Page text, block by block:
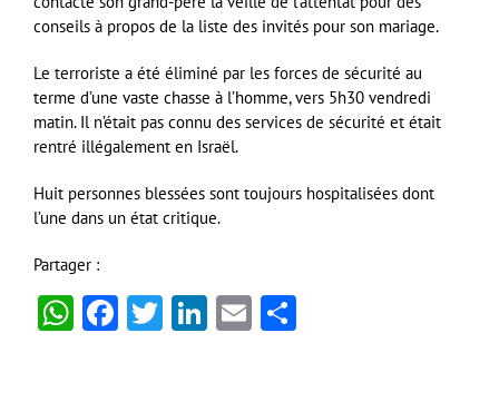
conseils à propos de la liste des invités pour son mariage.
Le terroriste a été éliminé par les forces de sécurité au
terme d’une vaste chasse à l’homme, vers 5h30 vendredi
matin. Il n’était pas connu des services de sécurité et était
rentré illégalement en Israël.
Huit personnes blessées sont toujours hospitalisées dont
l’une dans un état critique.
Partager :
WhatsApp
Facebook
Twitter
LinkedIn
Email